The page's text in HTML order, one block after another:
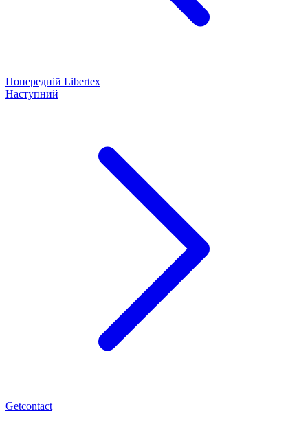
Попередній Libertex
Наступний
Getcontact